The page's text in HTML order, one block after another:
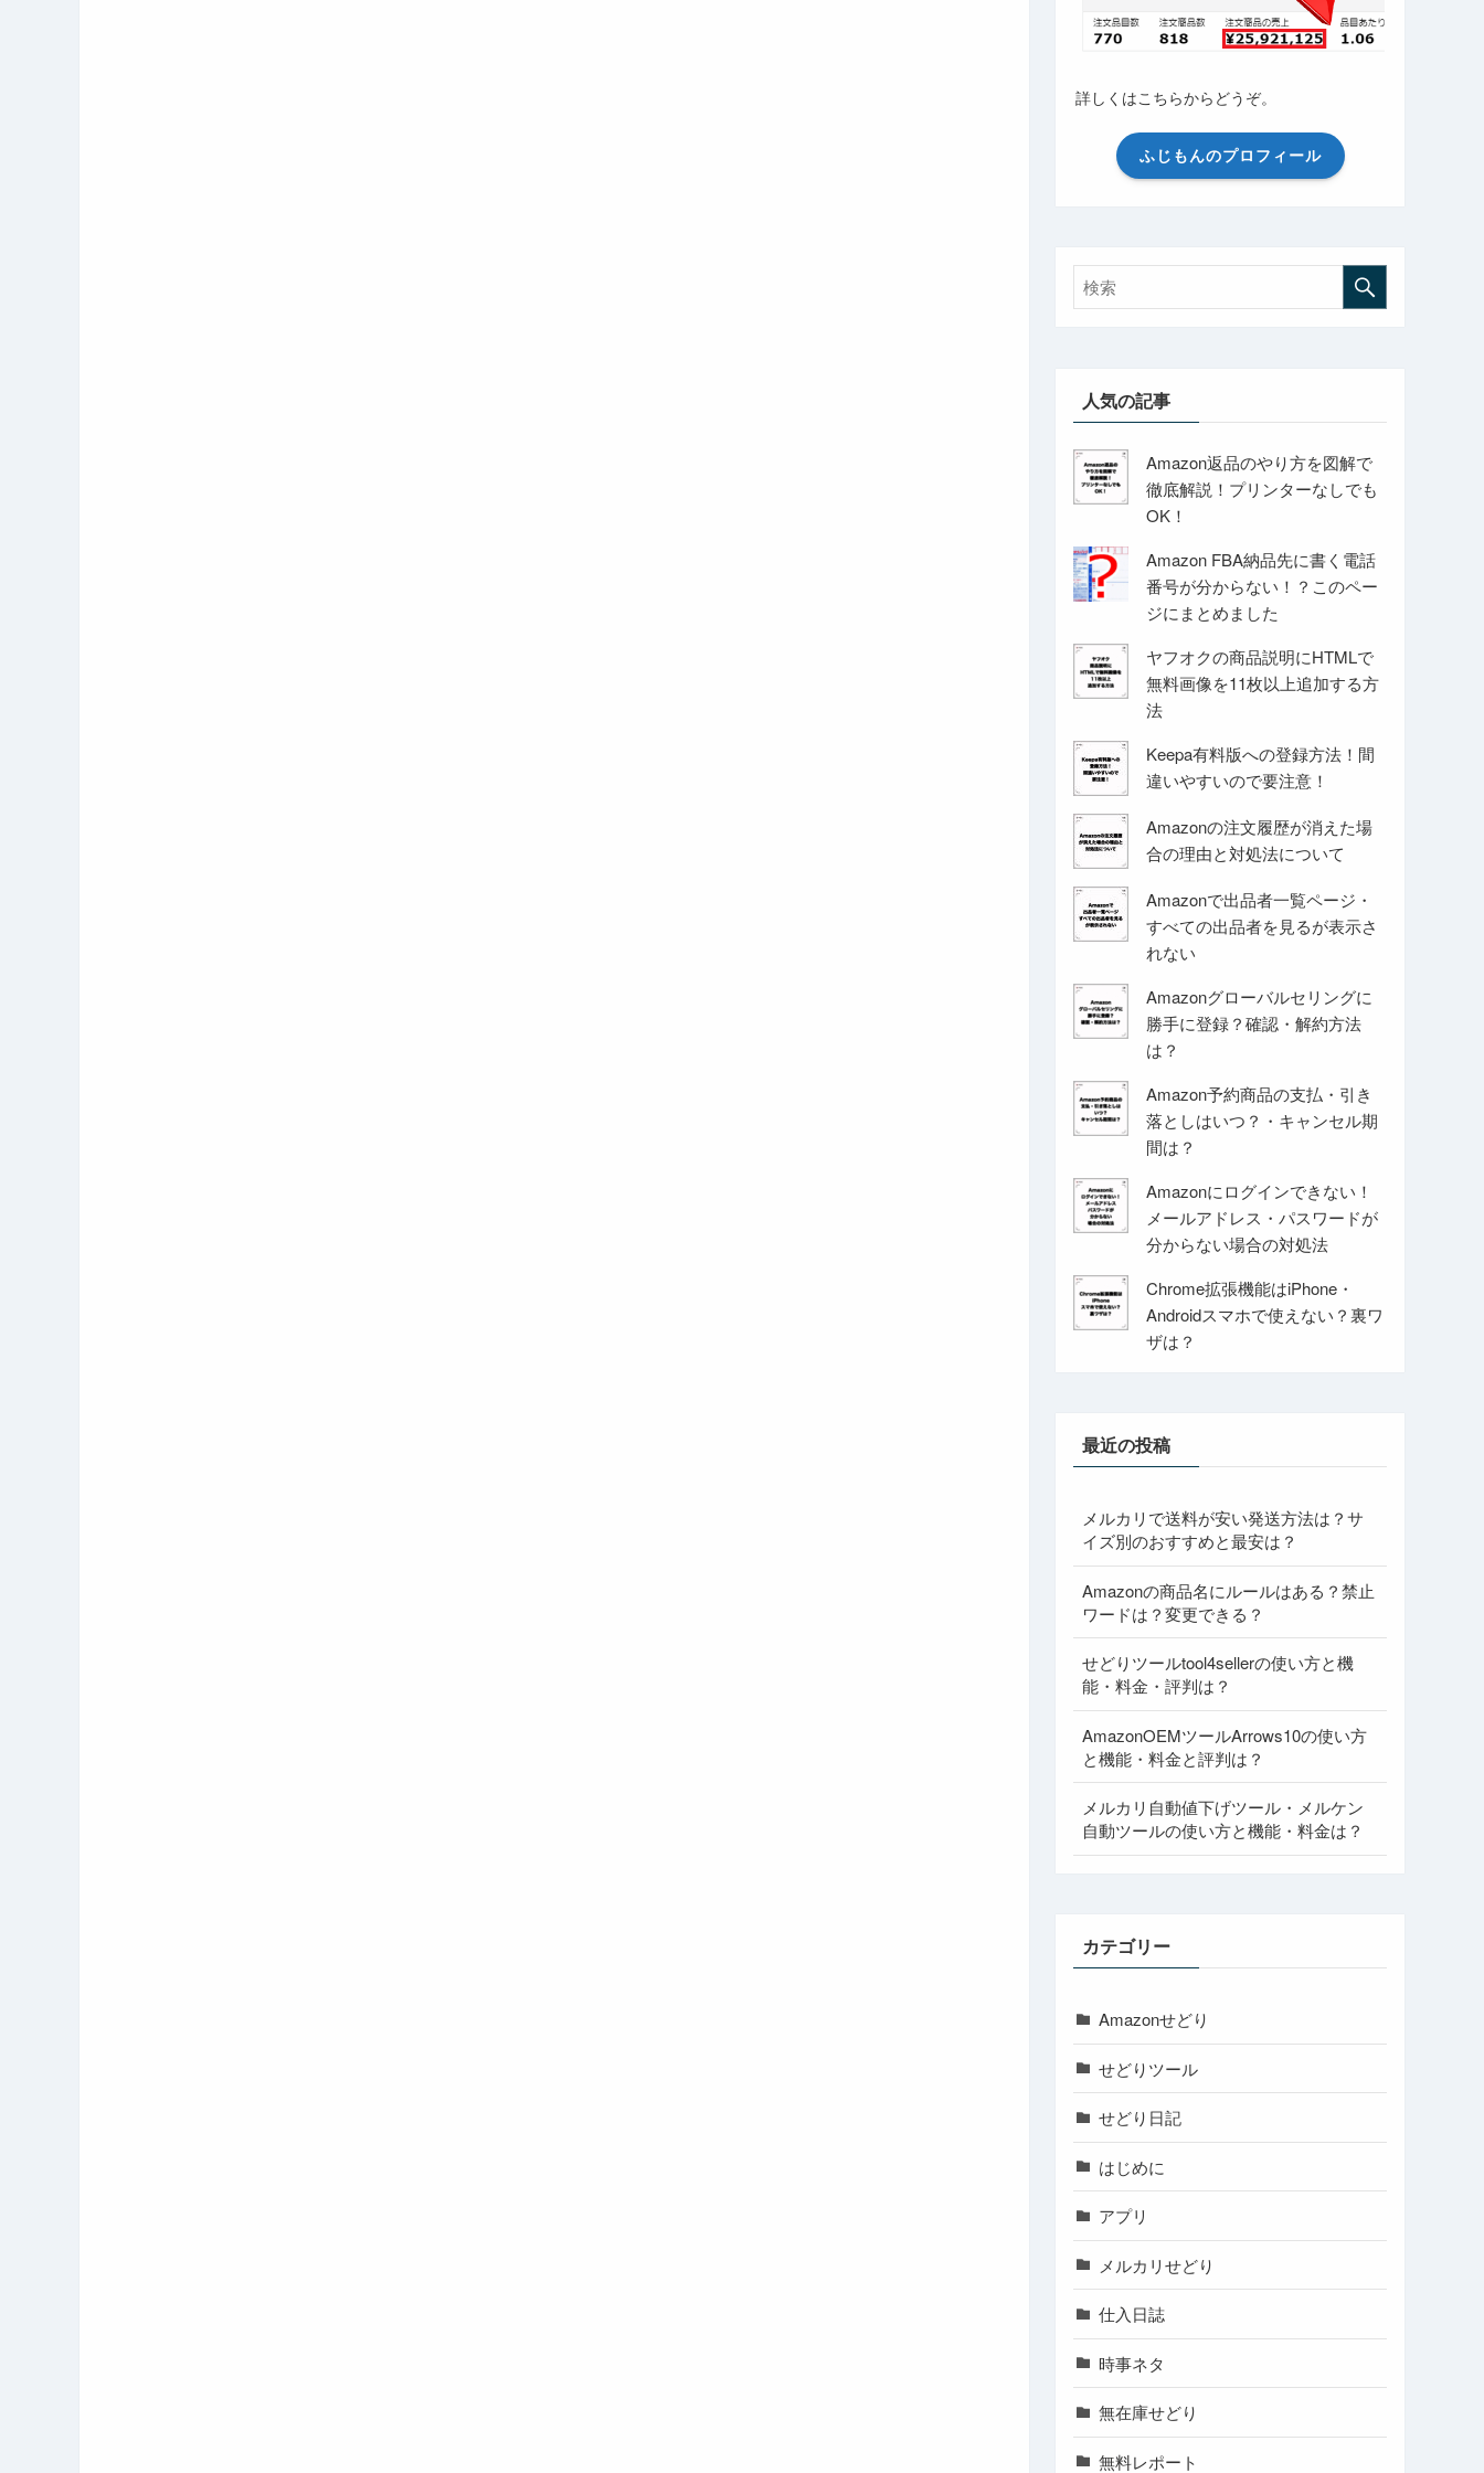
詳しくはこちらからどうぞ。
ふじもんのプロフィール
人気の記事
Amazon返品のやり方を図解で
徹底解説！プリンターなしでも
OK！
Amazon FBA納品先に書く電話
番号が分からない！？このペー
ジにまとめました
ヤフオクの商品説明にHTMLで
無料画像を11枚以上追加する方
法
Keepa有料版への登録方法！間
違いやすいので要注意！
Amazonの注文履歴が消えた場
合の理由と対処法について
Amazonで出品者一覧ページ・
すべての出品者を見るが表示さ
れない
Amazonグローバルセリングに
勝手に登録？確認・解約方法
は？
Amazon予約商品の支払・引き
落としはいつ？・キャンセル期
間は？
Amazonにログインできない！
メールアドレス・パスワードが
分からない場合の対処法
Chrome拡張機能はiPhone・
Androidスマホで使えない？裏ワ
ザは？
最近の投稿
メルカリで送料が安い発送方法は？サ
イズ別のおすすめと最安は？
Amazonの商品名にルールはある？禁止
ワードは？変更できる？
せどりツールtool4sellerの使い方と機
能・料金・評判は？
AmazonOEMツールArrows10の使い方
と機能・料金と評判は？
メルカリ自動値下げツール・メルケン
自動ツールの使い方と機能・料金は？
カテゴリー
Amazonせどり
せどりツール
せどり日記
はじめに
アプリ
メルカリせどり
仕入日誌
時事ネタ
無在庫せどり
無料レポート